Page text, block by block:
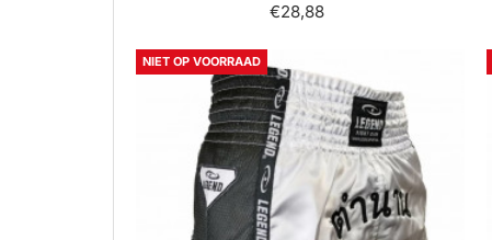
€28,88
NIET OP VOORRAAD